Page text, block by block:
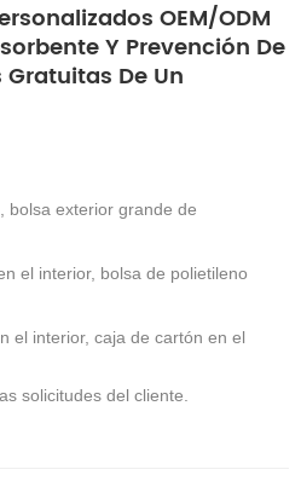
OEM/ODM
Y Prevención De
De Un
bolsa exterior grande de
el interior, bolsa de polietileno
el interior, caja de cartón en el
solicitudes del cliente.